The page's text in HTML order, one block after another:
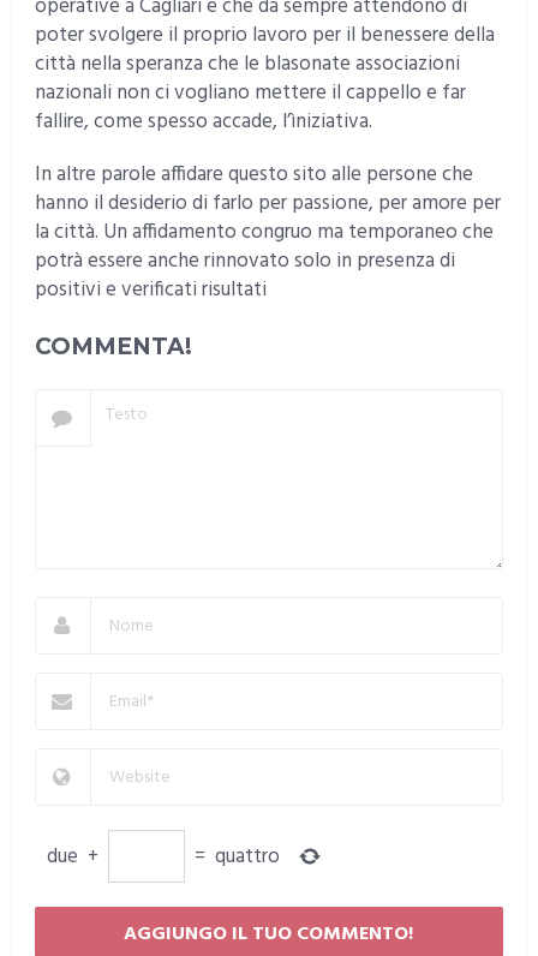
operative a Cagliari e che da sempre attendono di
poter svolgere il proprio lavoro per il benessere della
città nella speranza che le blasonate associazioni
nazionali non ci vogliano mettere il cappello e far
fallire, come spesso accade, l’ìniziativa.
In altre parole affidare questo sito alle persone che
hanno il desiderio di farlo per passione, per amore per
la città. Un affidamento congruo ma temporaneo che
potrà essere anche rinnovato solo in presenza di
positivi e verificati risultati
COMMENTA!
due + = quattro